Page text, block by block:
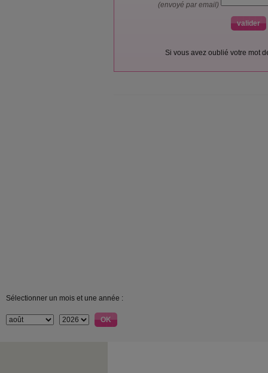
(envoyé par email)
Si vous avez oublié votre mot
Sélectionner un mois et une année :